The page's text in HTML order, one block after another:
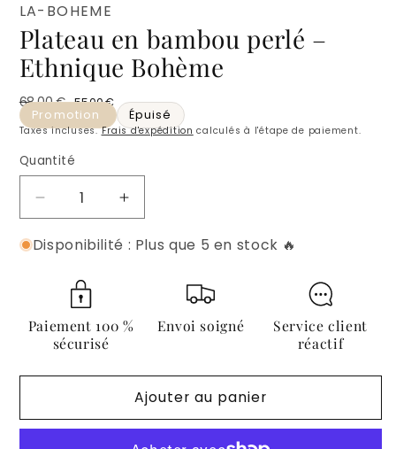
1
dans
une
fenêtre
modale
LA-BOHEME
Plateau en bambou perlé –
Ethnique Bohème
Prix habituel
68,00 €
Prix promotionnel
55,00 €
Promotion
Épuisé
Taxes incluses.Frais d'expédition calculés à l'étape de paiement.
Quantité
Quantité
Réduire
la
quantité
Plateau
bambou
perlé
Ethnique
Augmenter
la
quantité
bambou
Ethnique
Bohème
Disponibilité : Plus que 5 en stock 🔥
Paiement 100 %
sécurisé
Envoi soigné
Service client
réactif
Ajouter au panier